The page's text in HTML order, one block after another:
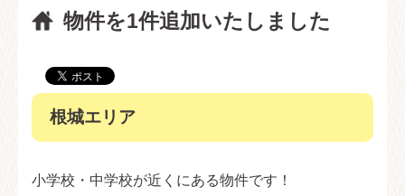
物件を1件追加いたしました
根城エリア
小学校・中学校が近くにある物件です！